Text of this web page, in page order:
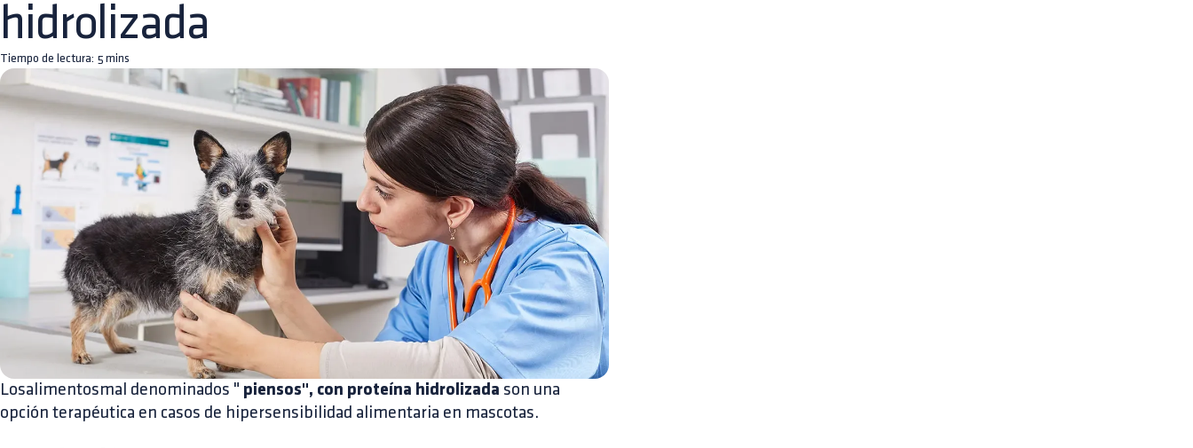
hidrolizada
Tiempo de lectura: 5 mins
Losalimentosmal denominados " piensos", con proteína hidrolizada son una
opción terapéutica en casos de hipersensibilidad alimentaria en mascotas.